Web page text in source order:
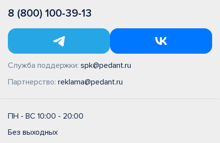
8 (800) 100-39-13
Служба поддержки: spk@pedant.ru
Партнерство: reklama@pedant.ru
ПН - ВС 10:00 - 20:00
Без выходных